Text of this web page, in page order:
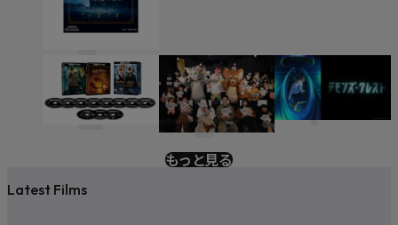
もっと見る
Latest Films